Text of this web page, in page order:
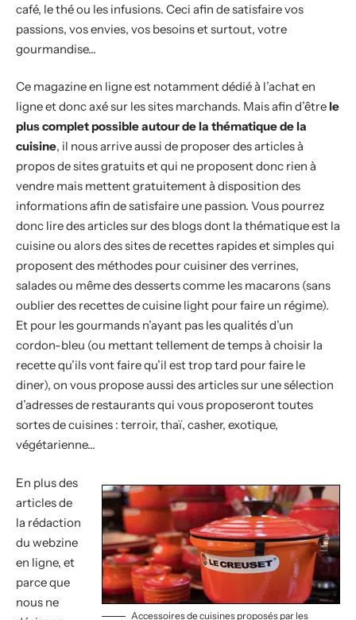
café, le thé ou les infusions. Ceci afin de satisfaire vos
passions, vos envies, vos besoins et surtout, votre
gourmandise…
Ce magazine en ligne est notamment dédié à l’achat en
ligne et donc axé sur les sites marchands. Mais afin d’être le
plus complet possible autour de la thématique de la
cuisine, il nous arrive aussi de proposer des articles à
propos de sites gratuits et qui ne proposent donc rien à
vendre mais mettent gratuitement à disposition des
informations afin de satisfaire une passion. Vous pourrez
donc lire des articles sur des blogs dont la thématique est la
cuisine ou alors des sites de recettes rapides et simples qui
proposent des méthodes pour cuisiner des verrines,
salades ou même des desserts comme les macarons (sans
oublier des recettes de cuisine light pour faire un régime).
Et pour les gourmands n’ayant pas les qualités d’un
cordon-bleu (ou mettant tellement de temps à choisir la
recette qu’ils vont faire qu’il est trop tard pour faire le
diner), on vous propose aussi des articles sur une sélection
d’adresses de restaurants qui vous proposeront toutes
sortes de cuisines : terroir, thaï, casher, exotique,
végétarienne…
Accessoires de cuisines proposés par les
En plus des
articles de
la rédaction
du webzine
en ligne, et
parce que
nous ne